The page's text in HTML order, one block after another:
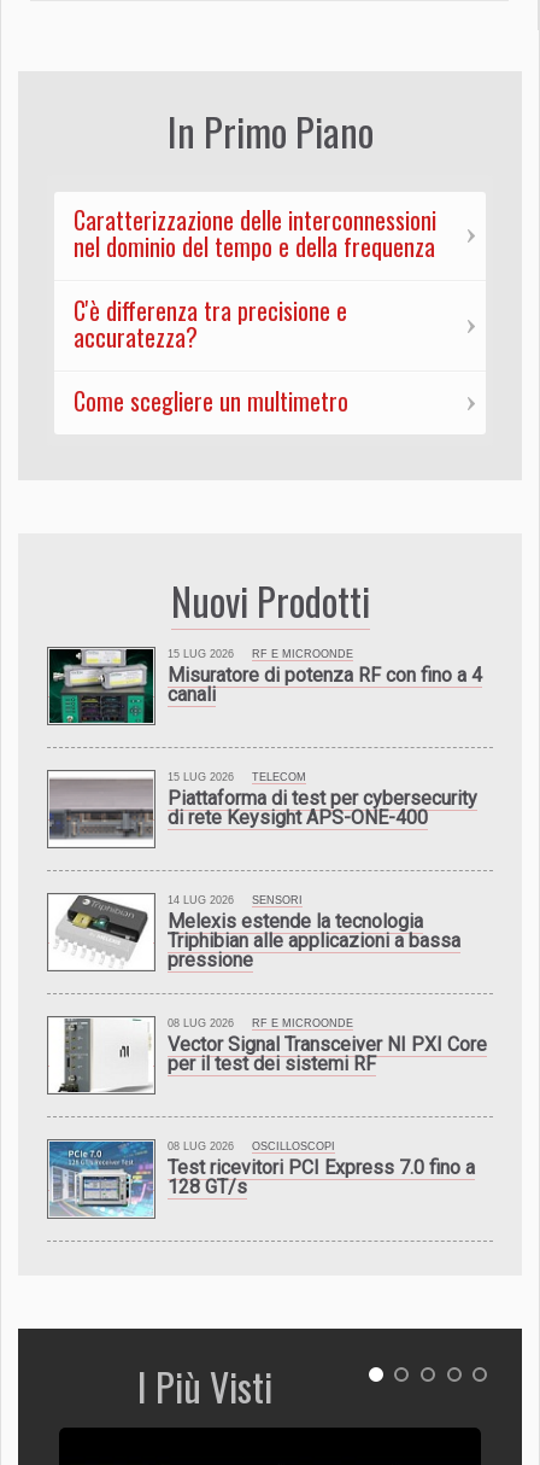
In Primo Piano
Caratterizzazione delle interconnessioni
nel dominio del tempo e della frequenza
C'è differenza tra precisione e
accuratezza?
Come scegliere un multimetro
Nuovi Prodotti
15 LUG 2026 RF E MICROONDE
Misuratore di potenza RF con fino a 4
canali
15 LUG 2026 TELECOM
Piattaforma di test per cybersecurity
di rete Keysight APS-ONE-400
14 LUG 2026 SENSORI
Melexis estende la tecnologia
Triphibian alle applicazioni a bassa
pressione
08 LUG 2026 RF E MICROONDE
Vector Signal Transceiver NI PXI Core
per il test dei sistemi RF
08 LUG 2026 OSCILLOSCOPI
Test ricevitori PCI Express 7.0 fino a
128 GT/s
I Più Visti